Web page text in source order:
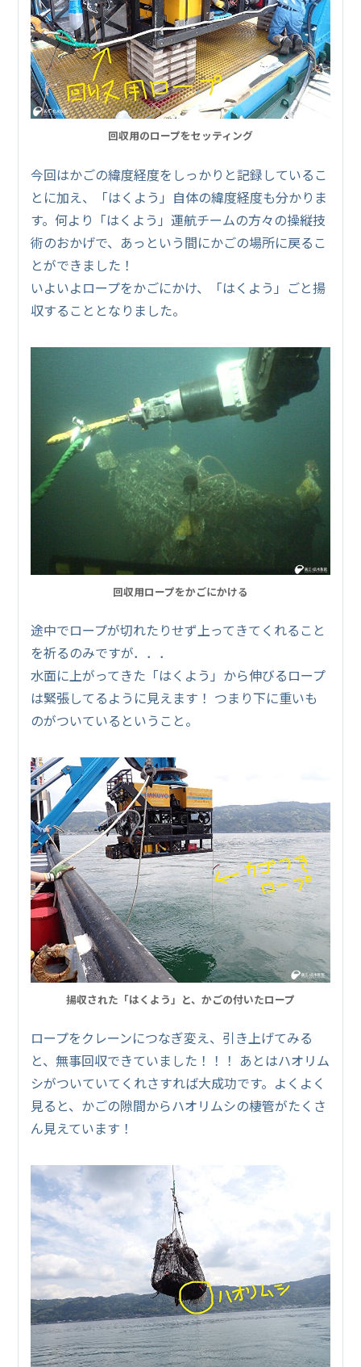
回収用のロープをセッティング
今回はかごの緯度経度をしっかりと記録しているこ
とに加え、「はくよう」自体の緯度経度も分かりま
す。何より「はくよう」運航チームの方々の操縦技
術のおかげで、あっという間にかごの場所に戻るこ
とができました！
いよいよロープをかごにかけ、「はくよう」ごと揚
収することとなりました。
回収用ロープをかごにかける
途中でロープが切れたりせず上ってきてくれること
を祈るのみですが．．．
水面に上がってきた「はくよう」から伸びるロープ
は緊張してるように見えます！ つまり下に重いも
のがついているということ。
揚収された「はくよう」と、かごの付いたロープ
ロープをクレーンにつなぎ変え、引き上げてみる
と、無事回収できていました！！！ あとはハオリム
シがついていてくれさすれば大成功です。よくよく
見ると、かごの隙間からハオリムシの棲管がたくさ
ん見えています！